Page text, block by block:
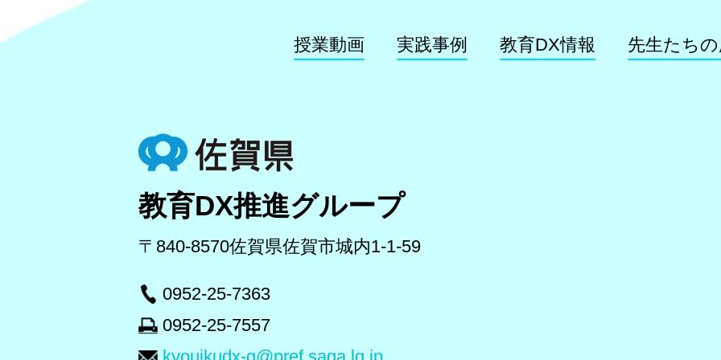
授業動画 実践事例 教育DX情報 先生たち
教育DX推進グループ
〒840-8570佐賀県佐賀市城内1-1-59
0952-25-7363
0952-25-7557